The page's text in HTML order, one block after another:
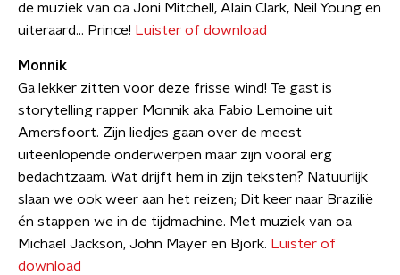
de muziek van oa Joni Mitchell, Alain Clark, Neil Young en
uiteraard… Prince! Luister of download
Monnik
Ga lekker zitten voor deze frisse wind! Te gast is
storytelling rapper Monnik aka Fabio Lemoine uit
Amersfoort. Zijn liedjes gaan over de meest
uiteenlopende onderwerpen maar zijn vooral erg
bedachtzaam. Wat drijft hem in zijn teksten? Natuurlijk
slaan we ook weer aan het reizen; Dit keer naar Brazilië
én stappen we in de tijdmachine. Met muziek van oa
Michael Jackson, John Mayer en Bjork. Luister of
download